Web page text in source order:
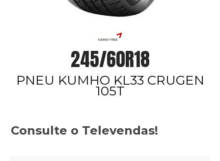
245/60R18
PNEU KUMHO KL33 CRUGEN
105T
Consulte o Televendas!